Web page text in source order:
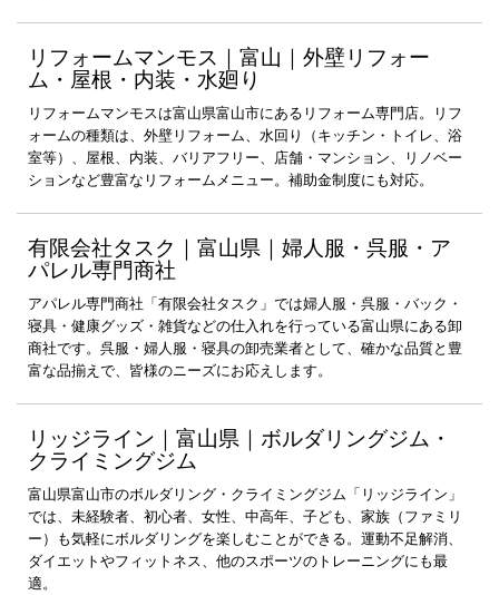
リフォームマンモス｜富山｜外壁リフォー
ム・屋根・内装・水廻り
リフォームマンモスは富山県富山市にあるリフォーム専門店。リフ
ォームの種類は、外壁リフォーム、水回り（キッチン・トイレ、浴
室等）、屋根、内装、バリアフリー、店舗・マンション、リノベー
ションなど豊富なリフォームメニュー。補助金制度にも対応。
有限会社タスク｜富山県｜婦人服・呉服・ア
パレル専門商社
アパレル専門商社「有限会社タスク」では婦人服・呉服・バック・
寝具・健康グッズ・雑貨などの仕入れを行っている富山県にある卸
商社です。呉服・婦人服・寝具の卸売業者として、確かな品質と豊
富な品揃えで、皆様のニーズにお応えします。
リッジライン｜富山県｜ボルダリングジム・
クライミングジム
富山県富山市のボルダリング・クライミングジム「リッジライン」
では、未経験者、初心者、女性、中高年、子ども、家族（ファミリ
ー）も気軽にボルダリングを楽しむことができる。運動不足解消、
ダイエットやフィットネス、他のスポーツのトレーニングにも最
適。